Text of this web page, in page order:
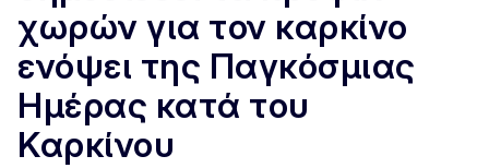
χωρών για τον καρκίνο
ενόψει της Παγκόσμιας
Ημέρας κατά του
Καρκίνου